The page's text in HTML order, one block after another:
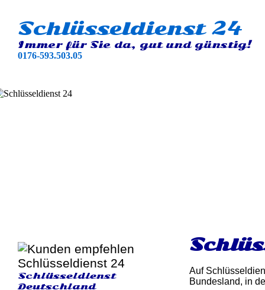
Schlüsseldienst 24
Immer für Sie da, gut und günstig!
0176-593.503.05
Schlüsseldienst
Deutschland
Auf
Bundesland, in